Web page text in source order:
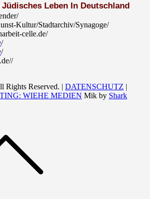
Jüdisches Leben In Deutschland
Kultur/Stadtarchiv/Synagoge/
celle.de/
/
/
Rights Reserved. | DATENSCHUTZ |
WIEHE MEDIEN Mik by Shark